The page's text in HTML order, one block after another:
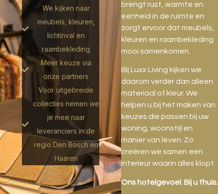
brengt rust, warmte en
eenheid in de ruimte en
zorgt ervoor dat meubels,
kleuren en raambekleding
mooi samenkomen.
Bij Luxx Living kijken we
daarom verder dan alleen
materiaal of kleur. We
helpen u bij het maken van
keuzes die passen bij uw
woning, woonstijl en
manier van leven. Zo
creëren we samen een
interieur waarin alles klopt.
Ons hotelgevoel. Bij u thuis.
We kijken naar
meubels, kleuren,
lichtinval en
raambekleding
Meer keuze via
onze partners
Voor uitgebreide
collecties nemen we
je mee naar
leveranciers in de
regio Den Bosch en
Haaren